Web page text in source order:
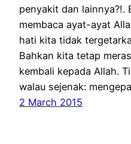
penyakit dan lainnya?!.
membaca ayat-ayat
hati kita tidak
Bahkan kita tetap
kembali kepada Allah.
walau sejenak:
2 March 2015